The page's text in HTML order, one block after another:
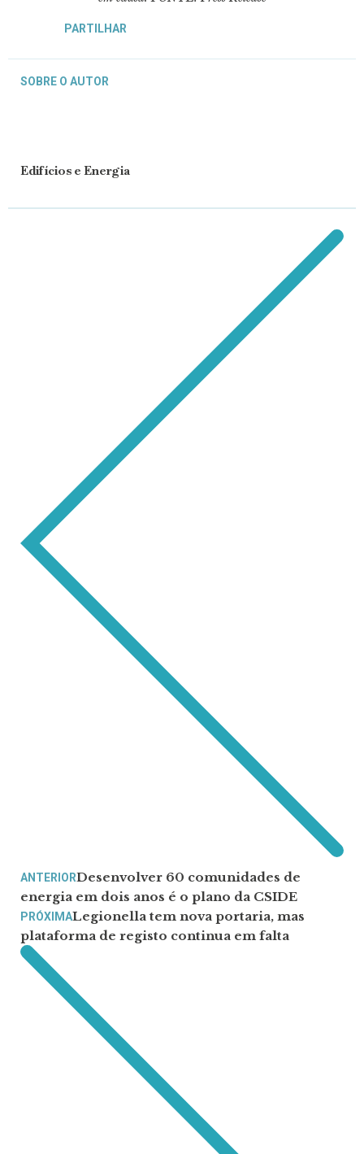
PARTILHAR
SOBRE O AUTOR
Edifícios e Energia
ANTERIORDesenvolver 60 comunidades de
energia em dois anos é o plano da CSIDE
PRÓXIMALegionella tem nova portaria, mas
plataforma de registo continua em falta